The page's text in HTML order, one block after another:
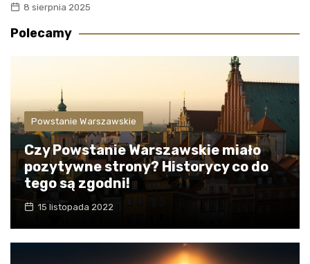
8 sierpnia 2025
Polecamy
Powstanie Warszawskie
Czy Powstanie Warszawskie miało
pozytywne strony? Historycy co do
tego są zgodni!
15 listopada 2022